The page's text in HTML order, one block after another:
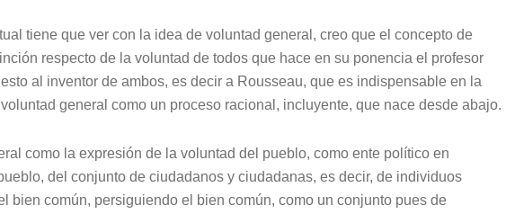
tiene que ver con la idea de voluntad general, creo que el concepto de
respecto de la voluntad de todos que hace en su ponencia el profesor
al inventor de ambos, es decir a Rousseau, que es indispensable en la
general como un proceso racional, incluyente, que nace desde abajo.
como la expresión de la voluntad del pueblo, como ente político en
del conjunto de ciudadanos y ciudadanas, es decir, de individuos
bien común, persiguiendo el bien común, como un conjunto pues de